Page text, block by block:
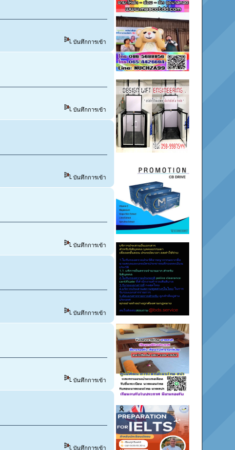
บันทึกการเข้า
บันทึกการเข้า
บันทึกการเข้า
บันทึกการเข้า
บันทึกการเข้า
บันทึกการเข้า
บันทึกการเข้า